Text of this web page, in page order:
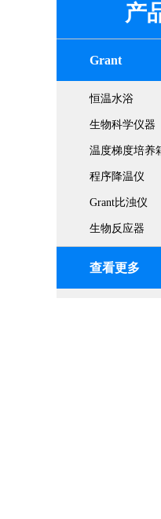
产
Grant
恒温水浴
生物科学仪器
温度梯度培养
程序降温仪
Grant比浊仪
生物反应器
查看更多